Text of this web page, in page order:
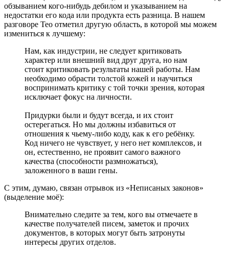
обзыванием кого-нибудь дебилом и указыванием на
недостатки его кода или продукта есть разница. В нашем
разговоре Тео отметил другую область, в которой мы можем
измениться к лучшему:
Нам, как индустрии, не следует критиковать
характер или внешний вид друг друга, но нам
стоит критиковать результаты нашей работы. Нам
необходимо обрасти толстой кожей и научиться
воспринимать критику с той точки зрения, которая
исключает фокус на личности.
Придурки были и будут всегда, и их стоит
остерегаться. Но мы должны избавиться от
отношения к чьему-либо коду, как к его ребёнку.
Код ничего не чувствует, у него нет комплексов, и
он, естественно, не проявит самого важного
качества (способности размножаться),
заложенного в ваши гены.
С этим, думаю, связан отрывок из «Неписаных законов»
(выделение моё):
Внимательно следите за тем, кого вы отмечаете в
качестве получателей писем, заметок и прочих
документов, в которых могут быть затронуты
интересы других отделов.